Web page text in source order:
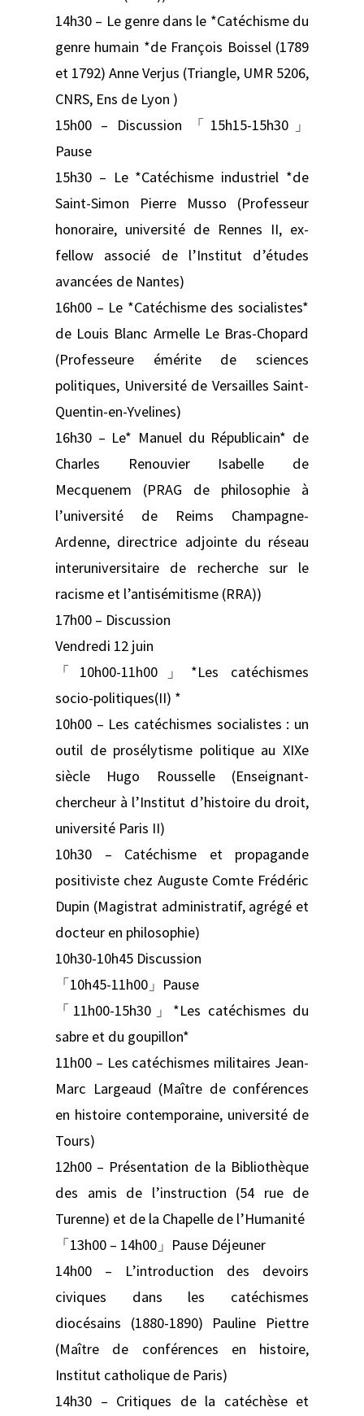
14h30 – Le genre dans le *Catéchisme du
genre humain *de François Boissel (1789
et 1792) Anne Verjus (Triangle, UMR 5206,
CNRS, Ens de Lyon )
15h00 – Discussion 「15h15-15h30」
Pause
15h30 – Le *Catéchisme industriel *de
Saint-Simon Pierre Musso (Professeur
honoraire, université de Rennes II, ex-
fellow associé de l’Institut d’études
avancées de Nantes)
16h00 – Le *Catéchisme des socialistes*
de Louis Blanc Armelle Le Bras-Chopard
(Professeure émérite de sciences
politiques, Université de Versailles Saint-
Quentin-en-Yvelines)
16h30 – Le* Manuel du Républicain* de
Charles Renouvier Isabelle de
Mecquenem (PRAG de philosophie à
l’université de Reims Champagne-
Ardenne, directrice adjointe du réseau
interuniversitaire de recherche sur le
racisme et l’antisémitisme (RRA))
17h00 – Discussion
Vendredi 12 juin
「10h00-11h00」*Les catéchismes
socio-politiques(II) *
10h00 – Les catéchismes socialistes : un
outil de prosélytisme politique au XIXe
siècle Hugo Rousselle (Enseignant-
chercheur à l’Institut d’histoire du droit,
université Paris II)
10h30 – Catéchisme et propagande
positiviste chez Auguste Comte Frédéric
Dupin (Magistrat administratif, agrégé et
docteur en philosophie)
10h30-10h45 Discussion
「10h45-11h00」Pause
「11h00-15h30」*Les catéchismes du
sabre et du goupillon*
11h00 – Les catéchismes militaires Jean-
Marc Largeaud (Maître de conférences
en histoire contemporaine, université de
Tours)
12h00 – Présentation de la Bibliothèque
des amis de l’instruction (54 rue de
Turenne) et de la Chapelle de l’Humanité
「13h00 – 14h00」Pause Déjeuner
14h00 – L’introduction des devoirs
civiques dans les catéchismes
diocésains (1880-1890) Pauline Piettre
(Maître de conférences en histoire,
Institut catholique de Paris)
14h30 – Critiques de la catéchèse et